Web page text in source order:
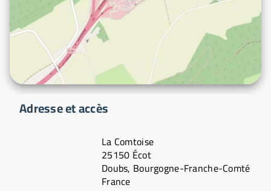
Adresse et accès
La Comtoise
25150 Écot
Doubs, Bourgogne-Franche-Comté
France